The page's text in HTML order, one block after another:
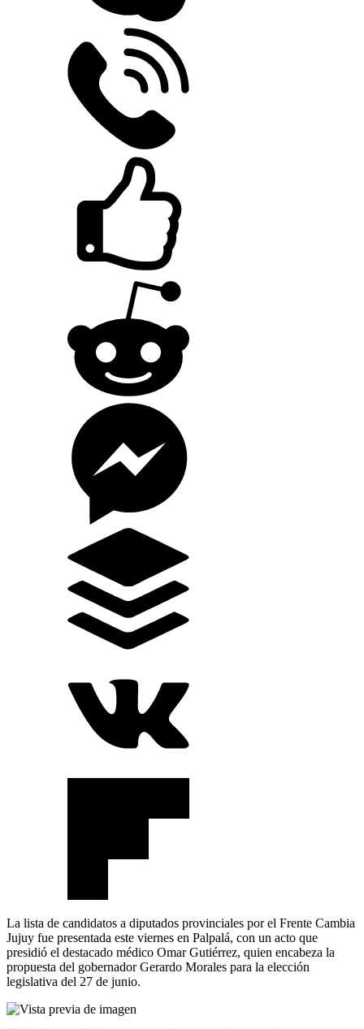
La lista de candidatos a diputados provinciales por el Frente Cambia
Jujuy fue presentada este viernes en Palpalá, con un acto que
presidió el destacado médico Omar Gutiérrez, quien encabeza la
propuesta del gobernador Gerardo Morales para la elección
legislativa del 27 de junio.